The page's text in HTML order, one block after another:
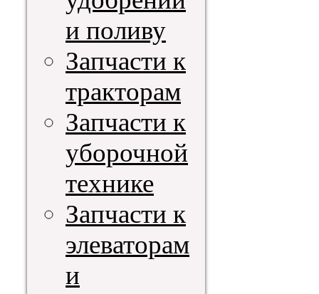
и поливу
Запчасти к
тракторам
Запчасти к
уборочной
технике
Запчасти к
элеваторам
и